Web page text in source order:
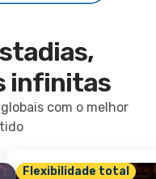
infinitas
com o melhor
Flexibilidade total